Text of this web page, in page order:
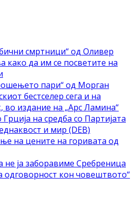
смртници“ од Оливер
како да им се посветите на
пари“ од Морган
бестселер сега и на
во издание на „Арс Ламина“
на средба со Партијата
и мир (DEB)
на цените на горивата од
не ја заборавиме Сребреница
одговорност кон човештвото“